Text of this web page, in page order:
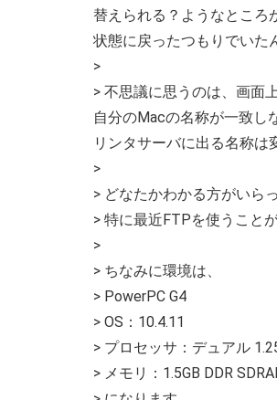
替えられる？ようなところ
状態に戻ったつもりでいた
>
> 不思議に思うのは、画面
自分のMacの名称が一致し
リンタサーバに出る名称は
>
> どなたかわかる方がいら
> 特に最近FTPを使うこと
>
> ちなみに環境は、
> PowerPC G4
> OS：10.4.11
> プロセッサ：デュアル
> メモリ：1.5GB DDR